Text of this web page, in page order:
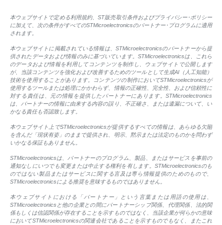
本ウェブサイトで定める利用規約、ST販売取引条件およびプライバシー･ポリシー
に加えて、次の条件がすべてのSTMicroelectronicsのパートナー･プログラムに適用
されます。
本ウェブサイトに掲載されている情報は、STMicroelectronicsのパートナーから提
供されたデータおよび情報のみに基づいています。STMicroelectronicsは、これら
のデータおよび情報を利用してコンテンツを制作し、ウェブサイトで公開します
が、当該コンテンツを強化および改善するためのツールとして生成AI（人工知能）
技術を使用することがあります。コンテンツの制作においてSTMicroelectronicsが
使用するツールまたは処理にかかわらず、情報の正確性、完全性、および信頼性に
対する責任は、元の情報を提供したパートナーにあります。STMicroelectronics
は、パートナーの情報に由来する内容の誤り、不正確さ、または遺漏について、い
かなる責任も否認致します。
本ウェブサイト上でSTMicroelectronicsが提供するすべての情報は、あらゆる欠陥
を含んだ「現状有姿」のままで提供され、明示、黙示または法定のものかを問わず
いかなる保証もありません。
STMicroelectronicsは、パートナーのプログラム、製品、またはサービスを事前の
通知なしにいつでも変更または中止する権利を有します。STMicroelectronicsのも
のではない製品またはサービスに関する言及は専ら情報提供のためのもので、
STMicroelectronicsによる推奨を意味するものではありません。
本ウェブサイトにおける「パートナー」という言葉または用語の使用は、
STMicroelectronicsと他の企業との間にパートナーシップ関係、代理関係、法的関
係もしくは信認関係が存在することを示すものではなく、当該企業が何らかの意味
においてSTMicroelectronicsの関連会社であることを示すものでもなく、またこれ